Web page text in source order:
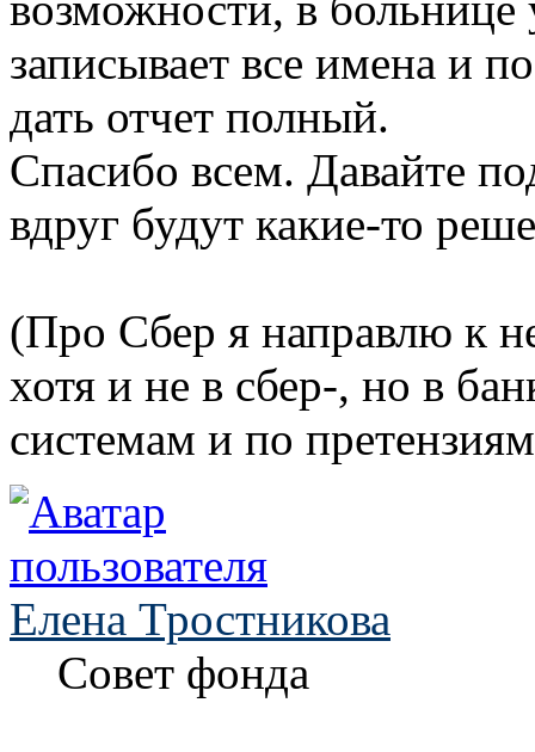
записывает все имена и
дать отчет полный.
Спасибо всем. Давайте
вдруг будут какие-то
(Про Сбер я направлю к
хотя и не в сбер-, но в
системам и по
Елена Тростникова
Совет фонда